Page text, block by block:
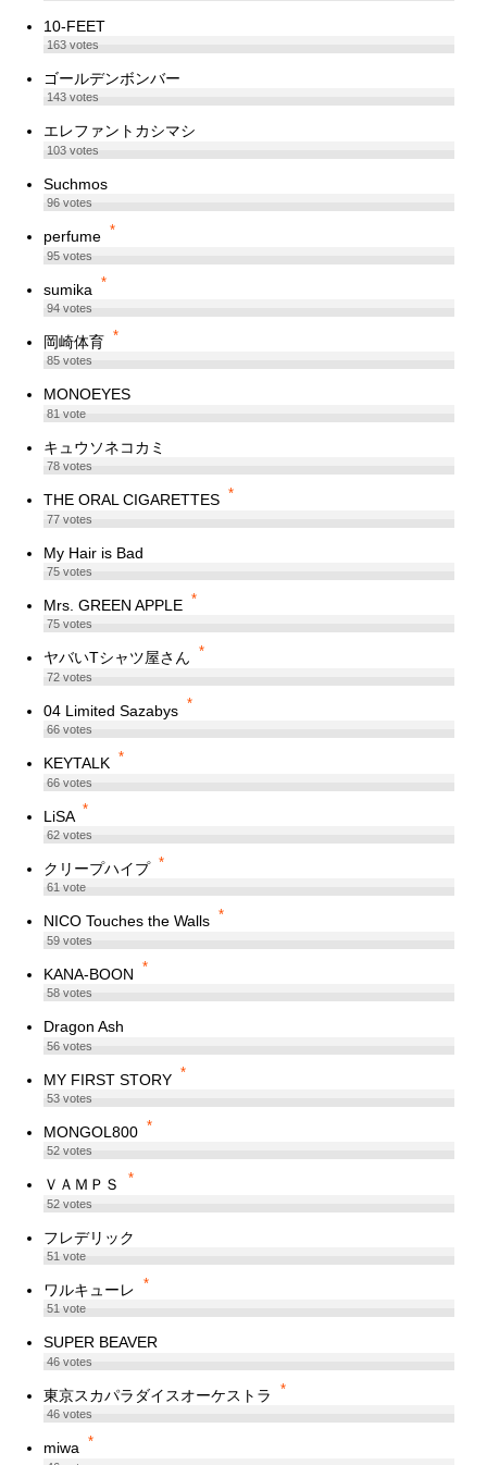
10-FEET
163votes
ゴールデンボンバー
143votes
エレファントカシマシ
103votes
Suchmos
96votes
perfume *
95votes
sumika *
94votes
岡崎体育 *
85votes
MONOEYES
81vote
キュウソネコカミ
78votes
THE ORAL CIGARETTES *
77votes
My Hair is Bad
75votes
Mrs. GREEN APPLE *
75votes
ヤバいTシャツ屋さん *
72votes
04 Limited Sazabys *
66votes
KEYTALK *
66votes
LiSA *
62votes
クリープハイプ *
61vote
NICO Touches the Walls *
59votes
KANA-BOON *
58votes
Dragon Ash
56votes
MY FIRST STORY *
53votes
MONGOL800 *
52votes
ＶＡＭＰＳ *
52votes
フレデリック
51vote
ワルキューレ *
51vote
SUPER BEAVER
46votes
東京スカパラダイスオーケストラ *
46votes
miwa *